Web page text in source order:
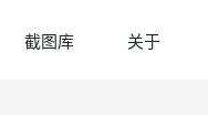
截图库 关于